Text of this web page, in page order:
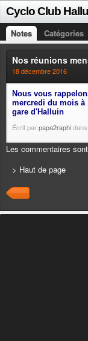
Cyclo Club
Notes Catégories
Nos réunions
18 décembre 2016
Nous vous
mercredi du mois à
gare d'Halluin
Écrit parpapa2raphi
Les commentaires
> Haut de page